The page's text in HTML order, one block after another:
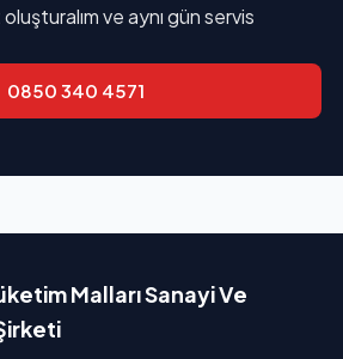
ve aynı gün servis
0850 340 4571
Malları Sanayi Ve